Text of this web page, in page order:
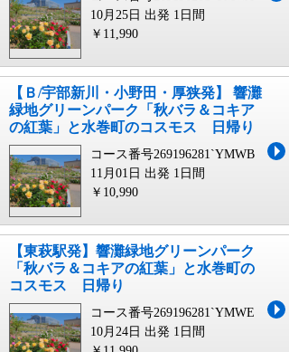
10月25日 出発 1日間
￥11,990
【Ｂ/宇部新川・小野田・厚狭発】 響灘
緑地グリーンパーク「秋バラ＆コキア
の紅葉」と水巻町のコスモス 日帰り
コース番号269196281`YMWB
11月01日 出発 1日間
￥10,990
【東萩駅発】響灘緑地グリーンパーク
「秋バラ＆コキアの紅葉」と水巻町の
コスモス 日帰り
コース番号269196281`YMWE
10月24日 出発 1日間